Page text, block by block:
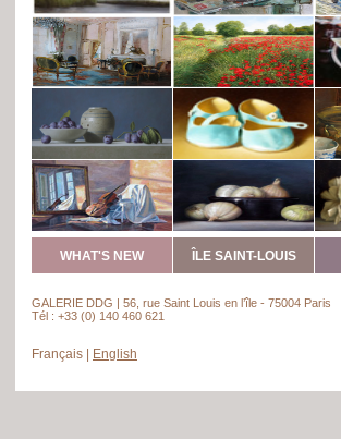
WHAT'S NEW ÎLE SAINT-LOUIS
GALERIE DDG | 56, rue Saint Louis en l’île - 75004 Paris
Tél : +33 (0) 140 460 621
Français English